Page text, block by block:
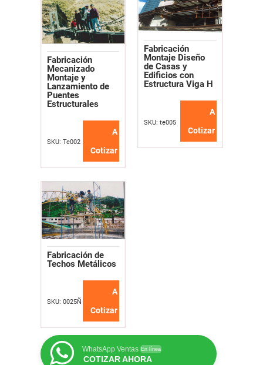
Fabricación
Mecanizado
Montaje y
Lanzamiento de
Puentes
Estructurales
SKU: Te002
A
Cotizar
Fabricación
Montaje Diseño
de Casas y
Edificios con
Estructura Viga H
SKU: te005
A
Cotizar
Fabricación de
Techos Metálicos
SKU: 0025Ñ
A
Cotizar
WhatsApp Ventas En línea
COTIZAR AHORA